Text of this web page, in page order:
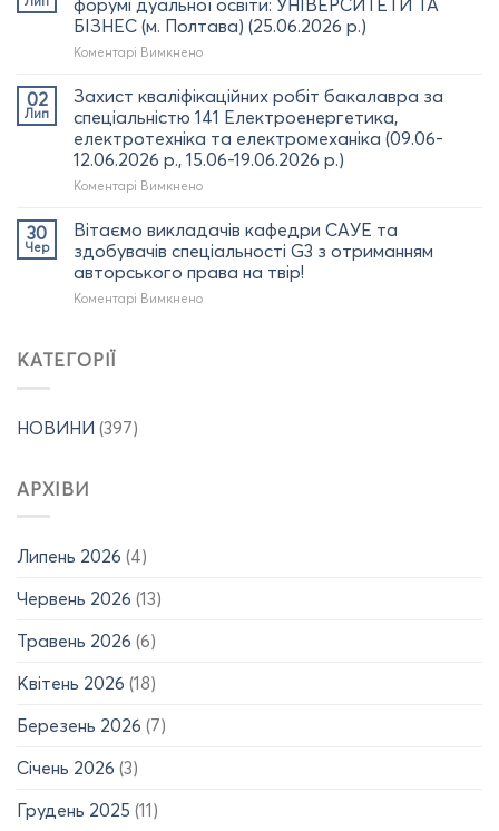
(03.07.2026
р.)
програми за
спеціальністю
141
електротехніка
та
електромеханіка»
Артура
ПОСТІЛА
з
диплома
доктора
філософії
(02.07.2026
р.)
форумі дуальної освіти: УНІВЕРСИТЕТИ ТА
БІЗНЕС (м. Полтава) (25.06.2026 р.)
Коментарі Вимкненодо
ректора
КрНУ
та
НПП
кафедри
САУЕ
форумі
дуальної
освіти:
УНІВЕРСИТЕТИ
ТА
02
Лип
Захист кваліфікаційних робіт бакалавра за
спеціальністю 141 Електроенергетика,
електротехніка та електромеханіка (09.06-
12.06.2026 р., 15.06-19.06.2026 р.)
Коментарі Вимкненодо
кваліфікаційних
робіт
бакалавра
за
спеціальністю
30
Чер
Вітаємо викладачів кафедри САУЕ та
здобувачів спеціальності G3 з отриманням
авторського права на твір!
Коментарі Вимкненодо
КАТЕГОРІЇ
НОВИНИ (397)
АРХІВИ
Липень 2026 (4)
Червень 2026 (13)
Травень 2026 (6)
Квітень 2026 (18)
Березень 2026 (7)
Січень 2026 (3)
Грудень 2025 (11)